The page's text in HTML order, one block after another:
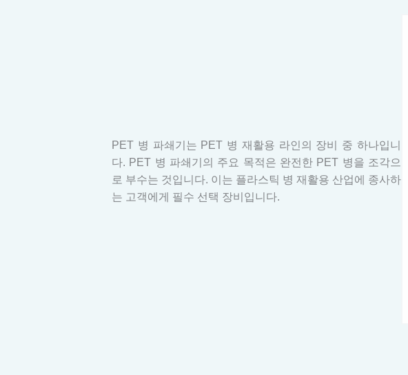
PET 병 파쇄기는 PET 병 재활용 라인의 장비 중 하나입니
다. PET 병 파쇄기의 주요 목적은 완전한 PET 병을 조각으
로 부수는 것입니다. 이는 플라스틱 병 재활용 산업에 종사하
는 고객에게 필수 선택 장비입니다.